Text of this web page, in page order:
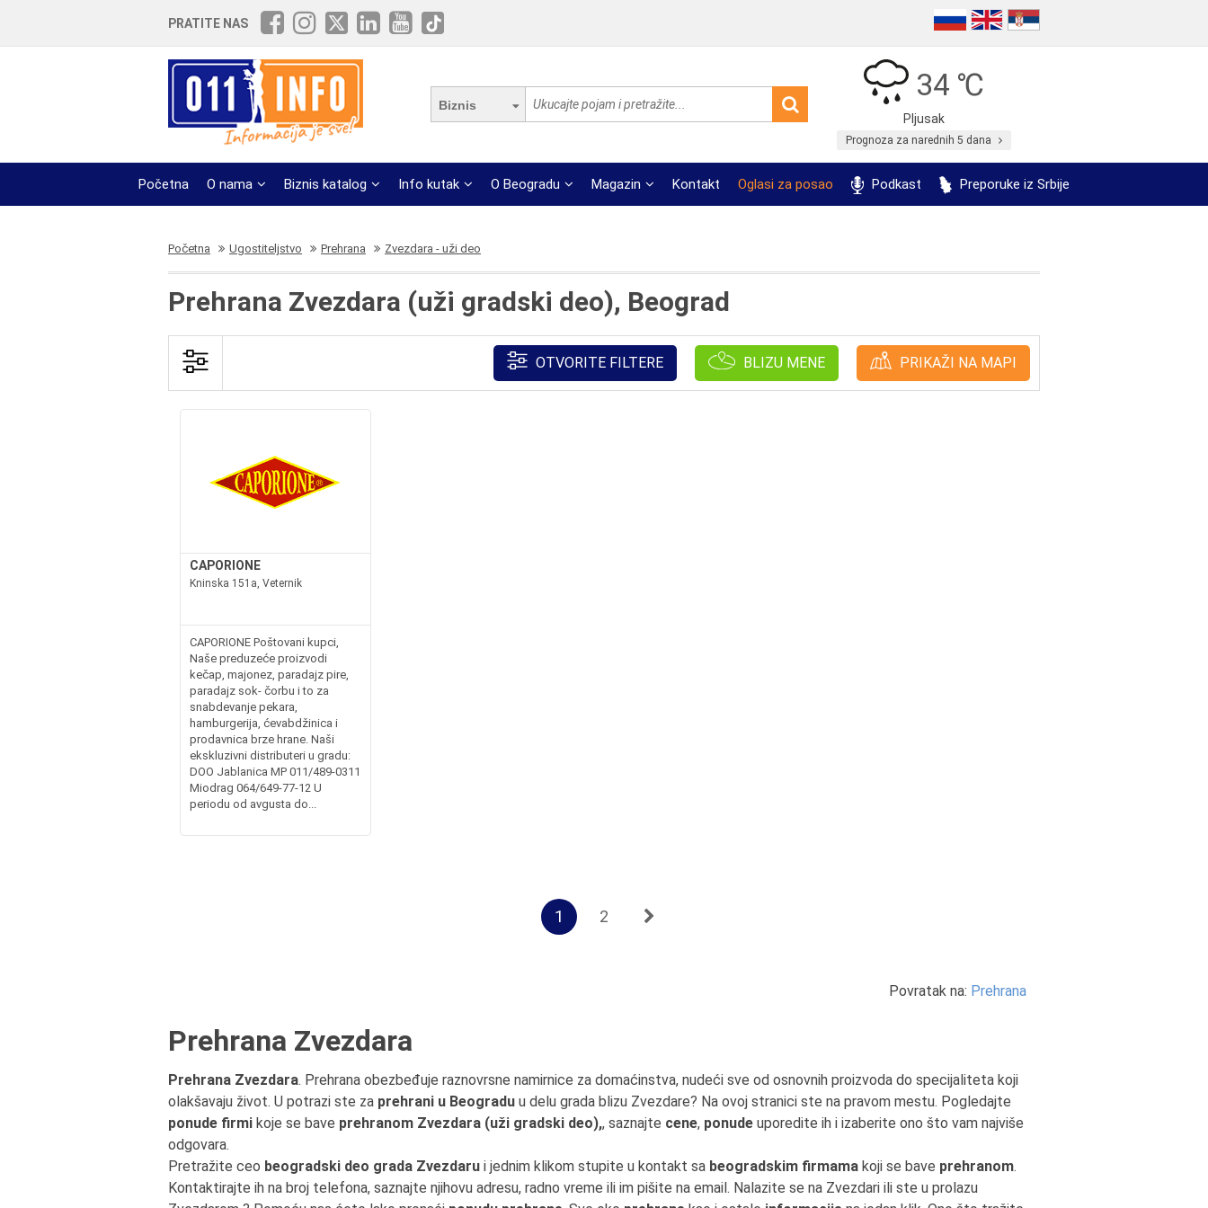
PRATITE NAS
Biznis
34 ℃
Pljusak
Prognoza za narednih 5 dana
Početna O nama Biznis katalog Info kutak O Beogradu Magazin Kontakt Oglasi za posao Podkast Preporuke iz Srbije
Početna Ugostiteljstvo Prehrana Zvezdara - uži deo
Prehrana Zvezdara (uži gradski deo), Beograd
OTVORITE FILTERE BLIZU MENE PRIKAŽI NA MAPI
CAPORIONE
Kninska 151a, Veternik
CAPORIONE Poštovani kupci,
Naše preduzeće proizvodi
kečap, majonez, paradajz pire,
paradajz sok- čorbu i to za
snabdevanje pekara,
hamburgerija, ćevabdžinica i
prodavnica brze hrane. Naši
ekskluzivni distributeri u gradu:
DOO Jablanica MP 011/489-0311
Miodrag 064/649-77-12 U
periodu od avgusta do...
1 2
Povratak na: Prehrana
Prehrana Zvezdara
Prehrana Zvezdara. Prehrana obezbeđuje raznovrsne namirnice za domaćinstva, nudeći sve od osnovnih proizvoda do specijaliteta koji
olakšavaju život. U potrazi ste za prehrani u Beogradu u delu grada blizu Zvezdare? Na ovoj stranici ste na pravom mestu. Pogledajte
ponude firmi koje se bave prehranom Zvezdara (uži gradski deo),, saznajte cene, ponude uporedite ih i izaberite ono što vam najviše
odgovara.
Pretražite ceo beogradski deo grada Zvezdaru i jednim klikom stupite u kontakt sa beogradskim firmama koji se bave prehranom.
Kontaktirajte ih na broj telefona, saznajte njihovu adresu, radno vreme ili im pišite na email. Nalazite se na Zvezdari ili ste u prolazu